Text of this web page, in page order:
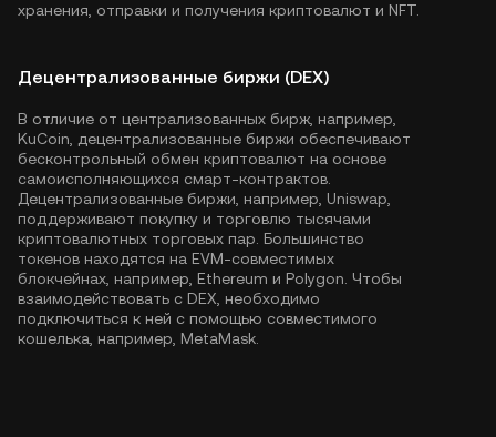
хранения, отправки и получения криптовалют и NFT.
Децентрализованные биржи (DEX)
В отличие от централизованных бирж, например,
KuCoin, децентрализованные биржи обеспечивают
бесконтрольный обмен криптовалют на основе
самоисполняющихся смарт-контрактов.
Децентрализованные биржи, например, Uniswap,
поддерживают покупку и торговлю тысячами
криптовалютных торговых пар. Большинство
токенов находятся на EVM-совместимых
блокчейнах, например, Ethereum и Polygon . Чтобы
взаимодействовать с DEX, необходимо
подключиться к ней с помощью совместимого
кошелька, например, MetaMask.